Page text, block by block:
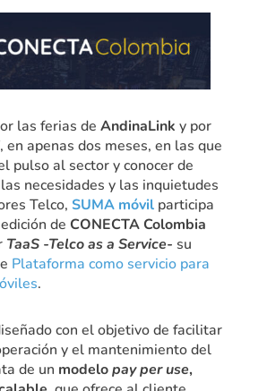
las ferias de AndinaLink y por
, en apenas dos meses, en las que
pulso al sector y conocer de
necesidades y las inquietudes
Telco, SUMA móvilparticipa
de CONECTA Colombia
TaaS -Telco as a Service- su
Plataforma como servicio para
.
con el objetivo de facilitar
y el mantenimiento del
de un modelopay per use,